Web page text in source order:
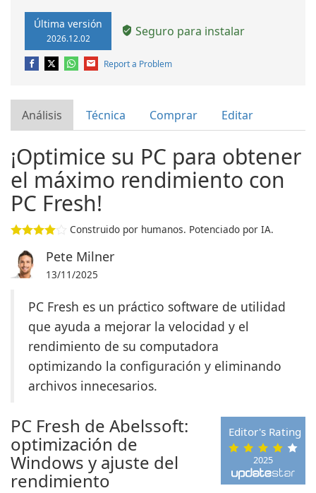
Última versión
2026.12.02 Seguro para instalar
Report a Problem
Análisis Técnica Comprar Editar
¡Optimice su PC para obtener
el máximo rendimiento con
PC Fresh!
Construido por humanos. Potenciado por IA.
Pete Milner
13/11/2025
PC Fresh es un práctico software de utilidad
que ayuda a mejorar la velocidad y el
rendimiento de su computadora
optimizando la configuración y eliminando
archivos innecesarios.
2025
Editor's Rating
PC Fresh de Abelssoft:
optimización de
Windows y ajuste del
rendimiento